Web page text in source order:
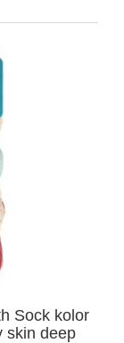
Sock kolor
skin deep